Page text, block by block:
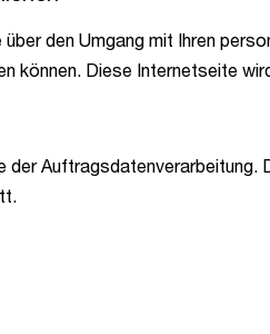
den Umgang mit Ihren
können. Diese Internetseite
der Auftragsdatenverarbeitung.